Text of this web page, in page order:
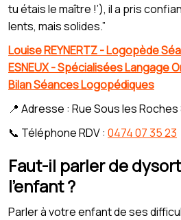
tu étais le maître !’), il a pris
lents, mais solides.”
Louise REYNERTZ - Logopède
ESNEUX - Spécialisées Langage
Bilan Séances Logopédiques
📍 Adresse : Rue Sous les Roches
📞 Téléphone RDV : 0474 07 35 23
Faut-il parler de
l’enfant ?
Parler à votre enfant de ses